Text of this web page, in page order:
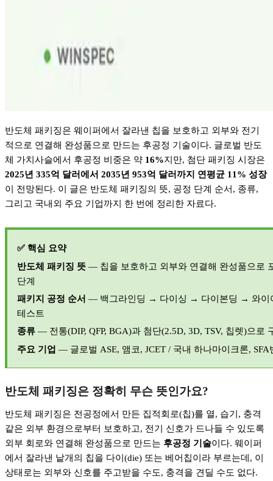
반도체 패키징은 웨이퍼에서 잘라낸 칩을 보호하고 외부와 전기
적으로 연결해 완성품으로 만드는 후공정 기술이다. 글로벌 반도
체 가치사슬에서 후공정 비중은 약 16%지만, 첨단 패키징 시장은
2025년 335억 달러에서 2035년 953억 달러까지 연평균 11% 성장
이 전망된다. 이 글은 반도체 패키징의 뜻, 공정 단계 순서 , 종류,
그리고 국내외 주요 기업까지 한 번에 정리한 자료다.
✅ 핵심 요약
반도체 패키징 뜻 — 칩을 보호하고 외부와 연결해 완성품으로
단계
패키지 공정 순서 — 백그라인딩 → 다이싱 → 다이본딩 → 와이
테스트
종류 — 전통(DIP, QFP, BGA)과 첨단(2.5D, 3D, TSV, 칩렛)으로
주요 기업 — 글로벌 ASE, 앰코, JCET / 국내 하나마이크론, SFA
반도체 패키징은 정확히 무슨 뜻인가요?
반도체 패키징은 전공정에서 만든 집적회로(칩)를 열, 습기 , 충격
같은 외부 환경으로부터 보호하고, 전기 신호가 드나들 수 있도록
외부 회로와 연결해 완성품으로 만드는 후공정 기술이다. 웨이퍼
에서 잘라낸 낱개의 칩을 다이 (die) 또는 베어칩이라 부르는데 , 이
상태로는 외부와 신호를 주고받을 수도, 충격을 견딜 수도 없다.